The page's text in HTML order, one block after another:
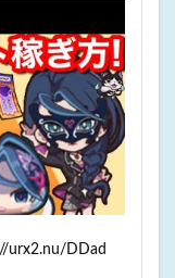
urx2.nu/DDad